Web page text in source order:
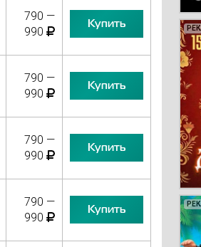
790 —
990
Купить
790 —
990
Купить
790 —
990
Купить
790 —
990
Купить